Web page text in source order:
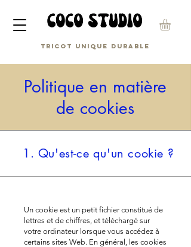
Tricot unique durable
Politique en matière
de cookies
1. Qu'est-ce qu'un cookie ?
Un cookie est un petit fichier constitué de
lettres et de chiffres, et téléchargé sur
votre ordinateur lorsque vous accédez à
certains sites Web. En général, les cookies